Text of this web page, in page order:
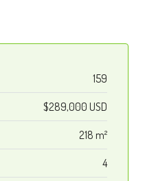
159
$289,000 USD
218 m²
4